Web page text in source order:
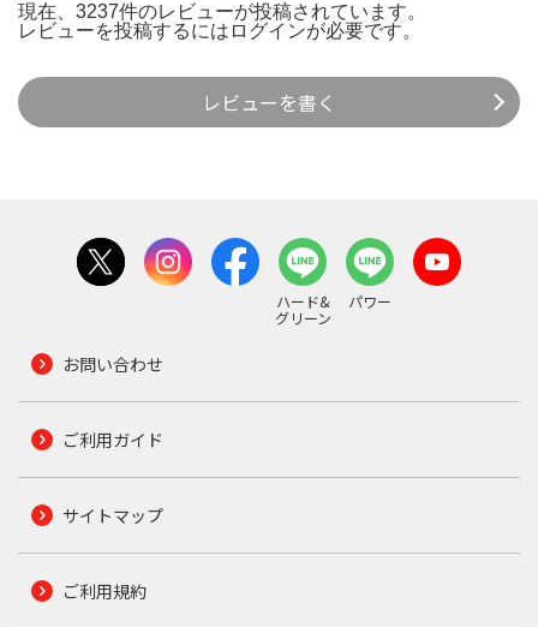
現在、3237件のレビューが投稿されています。
レビューを投稿するには ログインが必要です。
レビューを書く
ハード&
グリーン
パワー
お問い合わせ
ご利用ガイド
サイトマップ
ご利用規約